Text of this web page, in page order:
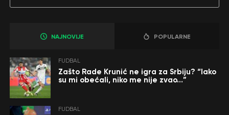
NAJNOVIJE POPULARNE
FUDBAL
Zašto Rade Krunić ne igra za Srbiju? “Iako
su mi obećali, niko me nije zvao…”
FUDBAL